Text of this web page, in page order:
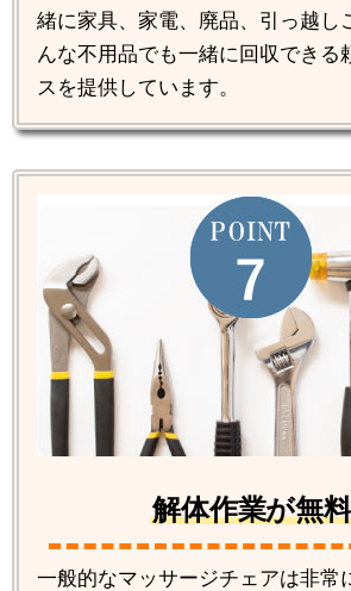
緒に家具、家電、廃品、引っ越し
んな不用品でも一緒に回収できる
スを提供しています。
解体作業が無
一般的なマッサージチェアは非常